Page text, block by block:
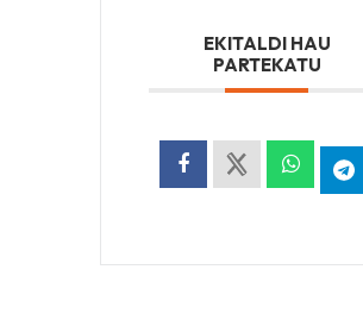
EKITALDI HAU
PARTEKATU